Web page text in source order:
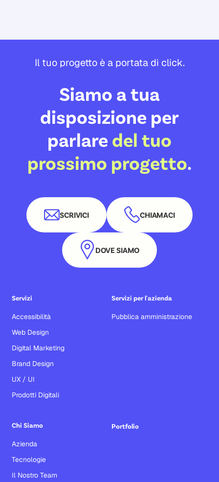
Il tuo progetto è a portata di click.
Siamo a tua
disposizione per
parlare del tuo
prossimo progetto.
SCRIVICI CHIAMACI
DOVE SIAMO
Servizi
Accessibilità
Web Design
Digital Marketing
Brand Design
UX / UI
Prodotti Digitali
Servizi per l'azienda
Pubblica amministrazione
Chi Siamo
Azienda
Tecnologie
Il Nostro Team
Portfolio